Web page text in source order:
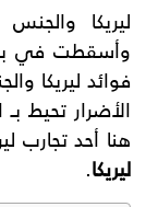
ليريكا
وأسقطت في
فوائد ليريكا
الأضرار تحيط
هنا أحد تجارب
ليريكا.